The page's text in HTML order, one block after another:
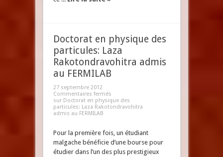
Doctorat en physique des
particules: Laza
Rakotondravohitra admis
au FERMILAB
27 septembre 2012
Commentaires fermés
sur Doctorat en physique des
particules: Laza Rakotondravohitra
admis au FERMILAB
Pour la première fois, un étudiant
malgache bénéficie d’une bourse pour
étudier dans l’un des plus prestigieux